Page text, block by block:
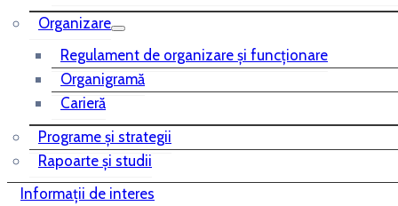
Organizare
Regulament de organizare și funcționare
Organigramă
Carieră
Programe și strategii
Rapoarte și studii
Informații de interes